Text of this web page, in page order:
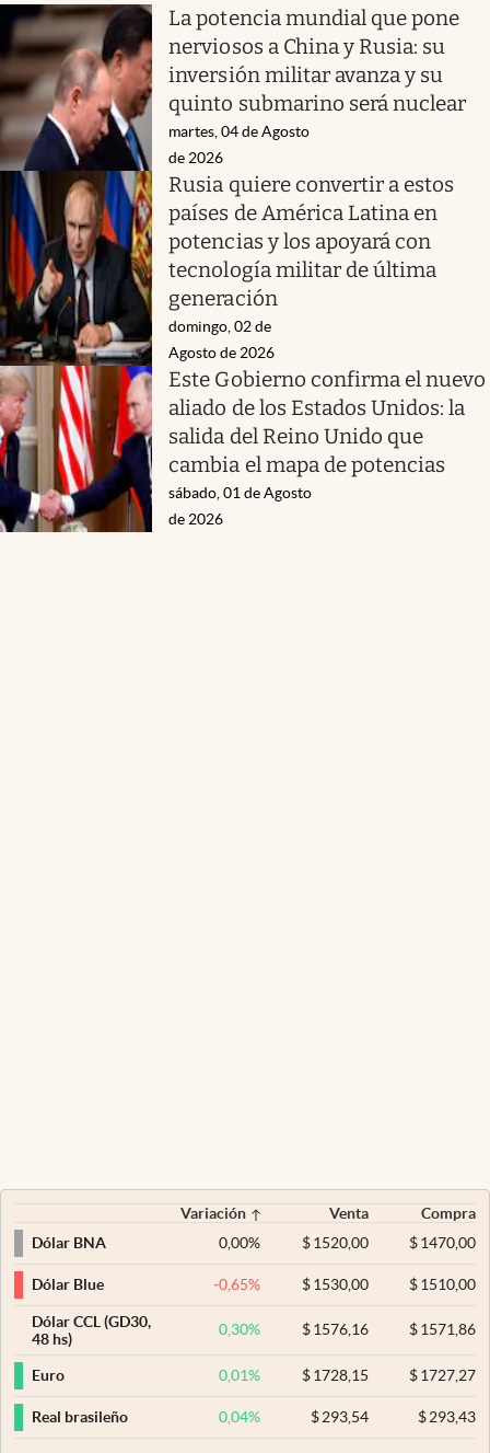
La potencia mundial que pone
nerviosos a China y Rusia: su
inversión militar avanza y su
quinto submarino será nuclear
martes, 04 de Agosto
de 2026
Rusia quiere convertir a estos
países de América Latina en
potencias y los apoyará con
tecnología militar de última
generación
domingo, 02 de
Agosto de 2026
Este Gobierno confirma el nuevo
aliado de los Estados Unidos: la
salida del Reino Unido que
cambia el mapa de potencias
sábado, 01 de Agosto
de 2026
Variación Venta
Compra
Dólar BNA
0,00% $ 1520,00 $1470,00
Dólar Blue -0,65% $ 1530,00 $1510,00
Dólar CCL (GD30,
48 hs)
0,30% $ 1576,16 $1571,86
Euro 0,01% $ 1728,15 $1727,27
Real brasileño 0,04% $ 293,54 $293,43